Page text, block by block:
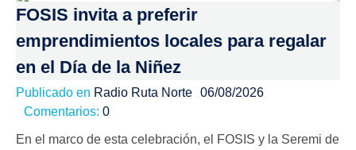
FOSIS invita a preferir
emprendimientos locales para regalar
en el Día de la Niñez
Publicado en Radio Ruta Norte 06/08/2026
Comentarios: 0
En el marco de esta celebración, el FOSIS y la Seremi de